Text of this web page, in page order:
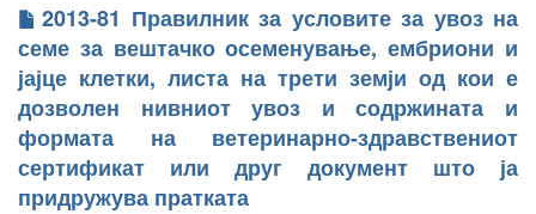
2013-81 Правилник за условите за увоз на
семе за вештачко осеменување, ембриони и
јајце клетки, листа на трети земји од кои е
дозволен нивниот увоз и содржината и
формата на ветеринарно-здравствениот
сертификат или друг документ што ја
придружува пратката